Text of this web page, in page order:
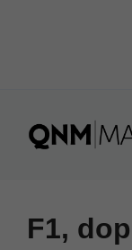
F1,